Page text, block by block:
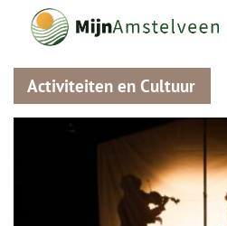
Activiteiten en Cultuur